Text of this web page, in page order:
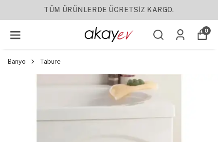
TÜM ÜRÜNLERDE ÜCRETSİZ KARGO.
0
Banyo Tabure